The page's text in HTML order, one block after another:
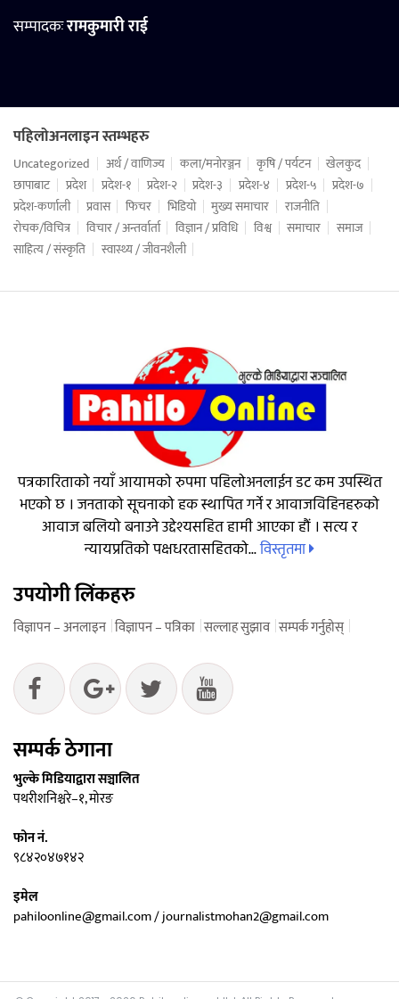
सम्पादकःरामकुमारी राई
पहिलोअनलाइन स्तम्भहरु
Uncategorized अर्थ / वाणिज्य कला/मनोरञ्जन कृषि / पर्यटन
खेलकुद
छापाबाट
प्रदेश प्रदेश-१ प्रदेश-२ प्रदेश-३ प्रदेश-४ प्रदेश-५
प्रदेश-७
प्रदेश-कर्णाली
प्रवास फिचर भिडियो मुख्य समाचार
राजनीति
रोचक/विचित्र
विचार / अन्तर्वार्ता विज्ञान / प्रविधि विश्व समाचार
समाज
साहित्य / संस्कृति
स्वास्थ्य / जीवनशैली
पत्रकारिताको नयाँ आयामको रुपमा पहिलोअनलाईन डट कम उपस्थित
भएको छ । जनताको सूचनाको हक स्थापित गर्ने र आवाजविहिनहरुको
आवाज बलियो बनाउने उद्देश्यसहित हामी आएका हौं । सत्य र
न्यायप्रतिको पक्षधरतासहितको...विस्तृतमा
उपयोगी लिंकहरु
विज्ञापन – अनलाइन विज्ञापन – पत्रिका सल्लाह सुझाव सम्पर्क गर्नुहोस्
सम्पर्क ठेगाना
भुल्के मिडियाद्वारा सञ्चालित
पथरीशनिश्चरे–१, मोरङ
फोन नं.
९८४२०४७१४२
इमेल
pahiloonline@gmail.com / journalistmohan2@gmail.com